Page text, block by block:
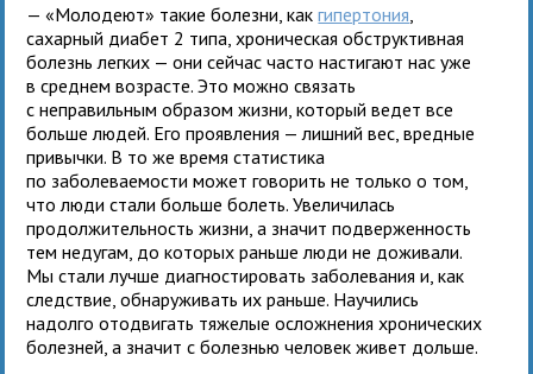
— «Молодеют» такие болезни, какгипертония
сахарный диабет 2 типа, хроническая обструктивная
болезнь легких — они сейчас часто настигают нас уже
в среднем возрасте. Это можно связать
с неправильным образом жизни, который ведет все
больше людей. Его проявления — лишний вес, вредные
привычки. В то же время статистика
по заболеваемости может говорить не только о том,
что люди стали больше болеть. Увеличилась
продолжительность жизни, а значит подверженность
тем недугам, до которых раньше люди не доживали.
Мы стали лучше диагностировать заболевания и, как
следствие, обнаруживать их раньше. Научились
надолго отодвигать тяжелые осложнения хронических
болезней, а значит с болезнью человек живет дольше.